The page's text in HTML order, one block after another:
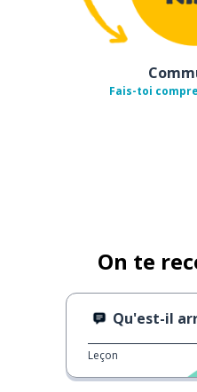
Fais-toi
On te
Qu'est-il
Leçon